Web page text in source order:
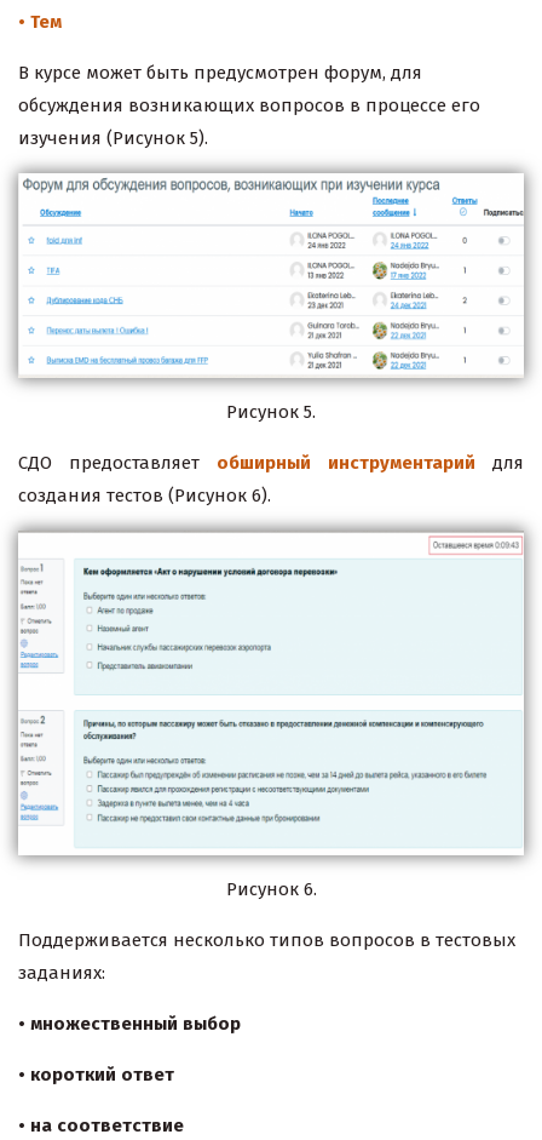
• Тем
В курсе может быть предусмотрен форум, для
обсуждения возникающих вопросов в процессе его
изучения (Рисунок 5).
Рисунок 5.
СДО предоставляет обширный инструментарий
для
создания тестов (Рисунок 6).
Рисунок 6.
Поддерживается несколько типов вопросов в тестовых
заданиях:
• множественный выбор
• короткий ответ
• на соответствие